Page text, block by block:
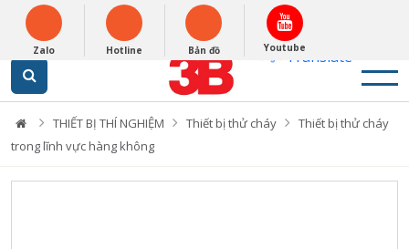
Powered by
Translate
English
0948279988
THIẾT BỊ THÍ NGHIỆM Thiết bị thử cháy
Thiết bị thử cháy
trong lĩnh vực hàng không
Zalo Hotline Bản đồ Youtube